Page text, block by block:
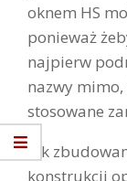
oknem HS
ponieważ
najpierw
nazwy mimo,
stosowane
Jak
konstrukcji